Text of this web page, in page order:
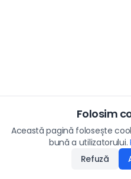
Folosim
Această pagină folosește
bună a utilizatorului.
Refuză